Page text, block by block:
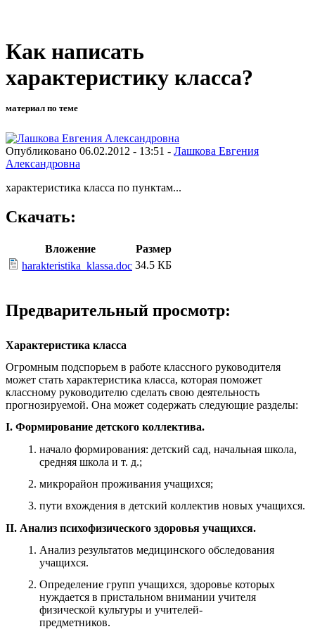
Как написать
характеристику класса?
материал по теме
Опубликовано 06.02.2012 - 13:51 - Лашкова Евгения
Александровна
характеристика класса по пунктам...
Скачать:
Вложение
Размер
harakteristika_klassa.doc 34.5 КБ
Предварительный просмотр:
Характеристика класса
Огромным подспорьем в работе классного руководителя
может стать характеристика класса, которая поможет
классному руководителю сделать свою деятельность
прогнозируемой. Она может содержать следующие разделы:
I. Формирование детского коллектива.
начало формирования: детский сад, начальная школа,
средняя школа и т. д.;
микрорайон проживания учащихся;
пути вхождения в детский коллектив новых учащихся.
II. Анализ психофизического здоровья учащихся.
Анализ результатов медицинского обследования
учащихся.
Определение групп учащихся, здоровье которых
нуждается в пристальном внимании учителя
физической культуры и учителей-
предметников.